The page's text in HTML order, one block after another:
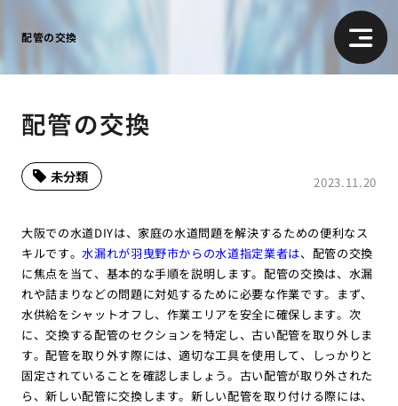
配管の交換
配管の交換
2023.11.20
未分類
大阪での水道DIYは、家庭の水道問題を解決するための便利なス
キルです。水漏れが羽曳野市からの水道指定業者は、配管の交換
に焦点を当て、基本的な手順を説明します。配管の交換は、水漏
れや詰まりなどの問題に対処するために必要な作業です。まず、
水供給をシャットオフし、作業エリアを安全に確保します。次
に、交換する配管のセクションを特定し、古い配管を取り外しま
す。配管を取り外す際には、適切な工具を使用して、しっかりと
固定されていることを確認しましょう。古い配管が取り外された
ら、新しい配管に交換します。新しい配管を取り付ける際には、